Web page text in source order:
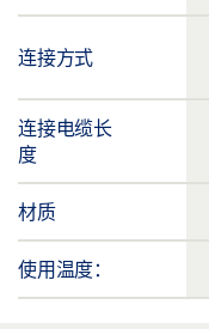
连接方式
连接电缆长
度
材质
使用温度：